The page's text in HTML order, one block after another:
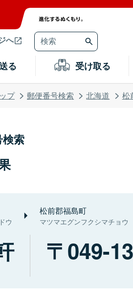
へ
る 受け取る
プ 郵便番号検索 北海道 松
索
ウ
松前郡福島町
マツマエグンフクシマチョウ
049-